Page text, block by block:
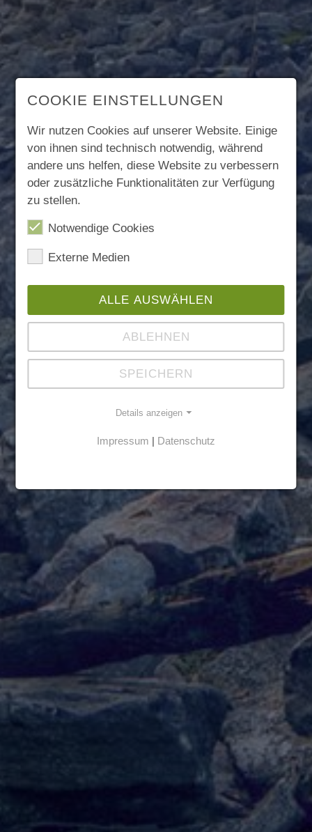
COOKIE EINSTELLUNGEN
Wir nutzen Cookies auf unserer Website. Einige
von ihnen sind technisch notwendig, während
andere uns helfen, diese Website zu verbessern
oder zusätzliche Funktionalitäten zur Verfügung
zu stellen.
Notwendige Cookies
Externe Medien
ALLE AUSWÄHLEN
ABLEHNEN
SPEICHERN
Details anzeigen
Impressum Datenschutz